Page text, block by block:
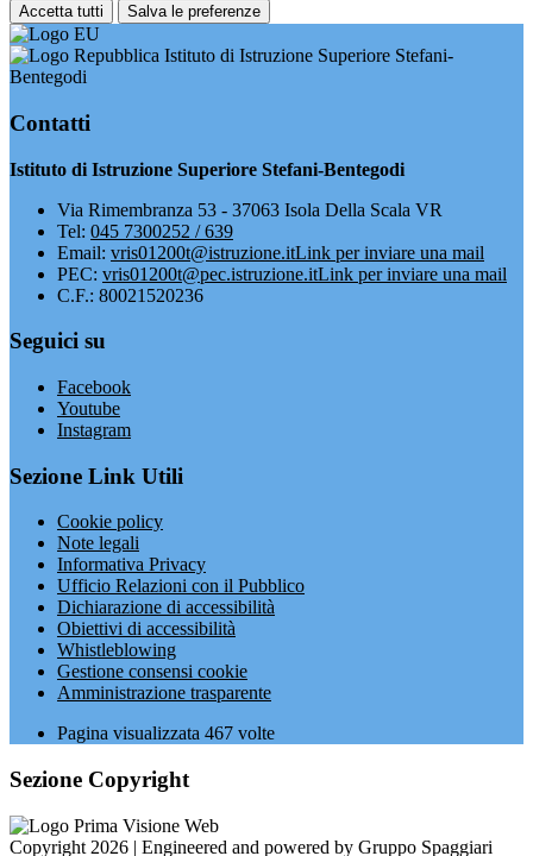
Accetta tutti Salva le preferenze
Istituto di Istruzione Superiore Stefani-
Bentegodi
Contatti
Istituto di Istruzione Superiore Stefani-Bentegodi
Via Rimembranza 53 - 37063 Isola Della Scala VR
Tel: 045 7300252 / 639
Email: vris01200t@istruzione.itLink per inviare una mail
PEC: vris01200t@pec.istruzione.itLink per inviare una mail
C.F.: 80021520236
Seguici su
Facebook
Youtube
Instagram
Sezione Link Utili
Cookie policy
Note legali
Informativa Privacy
Ufficio Relazioni con il Pubblico
Dichiarazione di accessibilità
Obiettivi di accessibilità
Whistleblowing
Gestione consensi cookie
Amministrazione trasparente
Pagina visualizzata 467 volte
Sezione Copyright
Copyright 2026 | Engineered and powered by Gruppo Spaggiari